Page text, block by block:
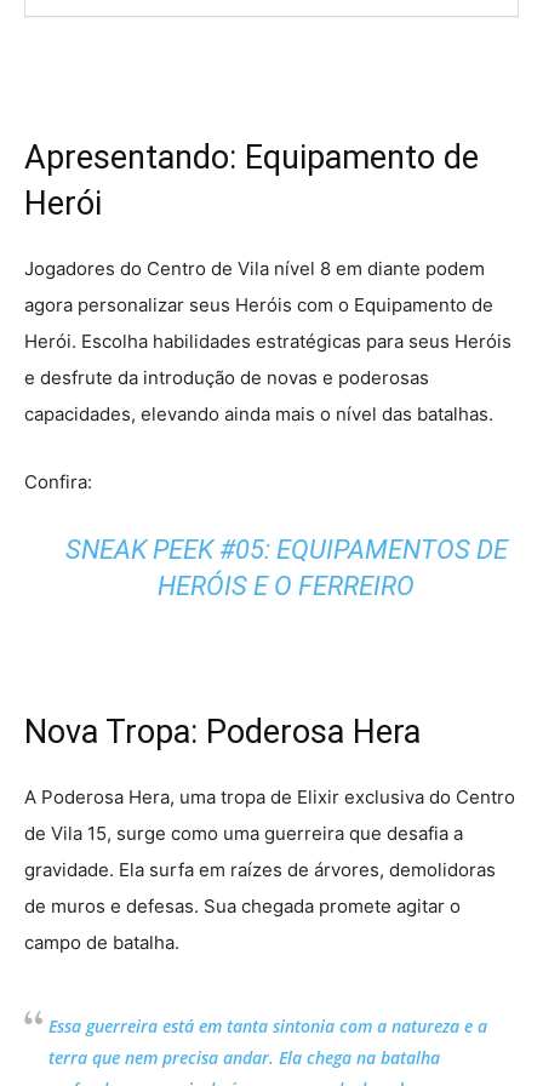
Apresentando: Equipamento de
Herói
Jogadores do Centro de Vila nível 8 em diante podem
agora personalizar seus Heróis com o Equipamento de
Herói. Escolha habilidades estratégicas para seus Heróis
e desfrute da introdução de novas e poderosas
capacidades, elevando ainda mais o nível das batalhas.
Confira:
SNEAK PEEK #05: EQUIPAMENTOS DE
HERÓIS E O FERREIRO
Nova Tropa: Poderosa Hera
A Poderosa Hera, uma tropa de Elixir exclusiva do Centro
de Vila 15, surge como uma guerreira que desafia a
gravidade. Ela surfa em raízes de árvores, demolidoras
de muros e defesas. Sua chegada promete agitar o
campo de batalha.
Essa guerreira está em tanta sintonia com a natureza e a
terra que nem precisa andar. Ela chega na batalha